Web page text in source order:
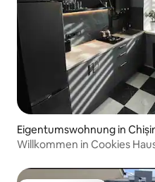
Eigentumswohnung in
Willkommen in Cookies